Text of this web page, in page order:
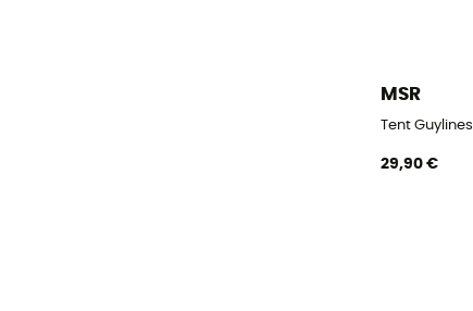
MSR
Tent Guylines
29,90 €